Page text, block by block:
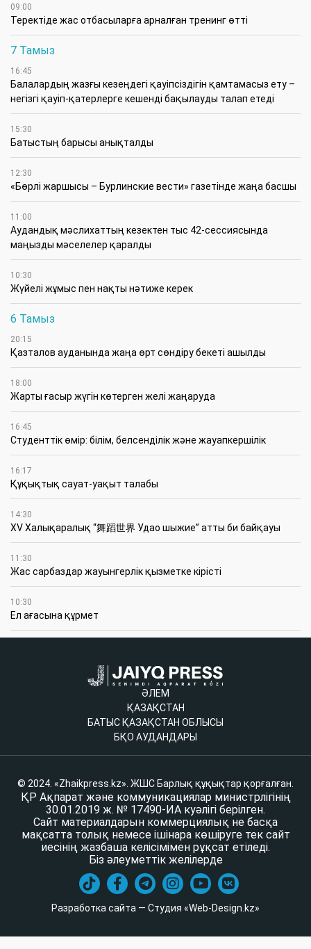
09:00
​Теректіде жас отбасыларға арналған тренинг өтті
7 Тамыз
16:45
Балалардың жазғы кезеңдегі қауіпсіздігін қамтамасыз ету –
негізгі қауіп-қатерлерге кешенді бақылауды талап етеді
15:30
Батыстың барысы анықталды
12:30
«Бөрлі жаршысы – Бурлинские вести» газетінде жаңа басшы
11:00
Аудандық мәслихаттың кезектен тыс 42-сессиясында
маңызды мәселелер қаралды
10:30
Жүйелі жұмыс пен нақты нәтиже керек
6 Тамыз
20:15
Қазталов ауданында жаңа өрт сөндіру бекеті ашылды
18:00
Жарты ғасыр жүгін көтерген желі жаңаруда
16:45
Студенттік өмір: білім, белсенділік және жауапкершілік
16:17
Құқықтық сауат-уақыт талабы
14:30
XV Халықаралық “舞蹈世界 Удао шыжие” атты би байқауы
11:30
Жас сарбаздар жауынгерлік қызметке кірісті
10:30
Ел ағасына құрмет
ӘЛЕМ
ҚАЗАҚСТАН
БАТЫС ҚАЗАҚСТАН ОБЛЫСЫ
БҚО АУДАНДАРЫ
© 2024. «Zhaikpress.kz». ЖШС Барлық құқықтар қорғалған.
ҚР Ақпарат және коммуникациялар министрлігінің
30.01.2019 ж. № 17490-ИА куәлігі берілген.
Сайт материалдарын коммерциялық не басқа
мақсатта толық немесе ішінара көшіруге тек сайт
иесінің жазбаша келісімімен рұқсат етіледі.
Біз әлеуметтік желілерде
Разработка сайта — Студия «Web-Design.kz»